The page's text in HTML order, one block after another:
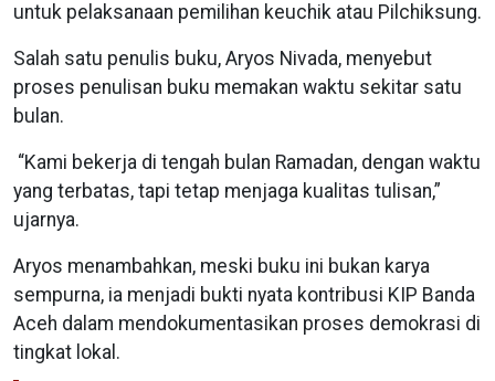
untuk pelaksanaan pemilihan keuchik atau Pilchiksung.
Salah satu penulis buku, Aryos Nivada, menyebut
proses penulisan buku memakan waktu sekitar satu
bulan.
“Kami bekerja di tengah bulan Ramadan, dengan waktu
yang terbatas, tapi tetap menjaga kualitas tulisan,”
ujarnya.
Aryos menambahkan, meski buku ini bukan karya
sempurna, ia menjadi bukti nyata kontribusi KIP Banda
Aceh dalam mendokumentasikan proses demokrasi di
tingkat lokal.